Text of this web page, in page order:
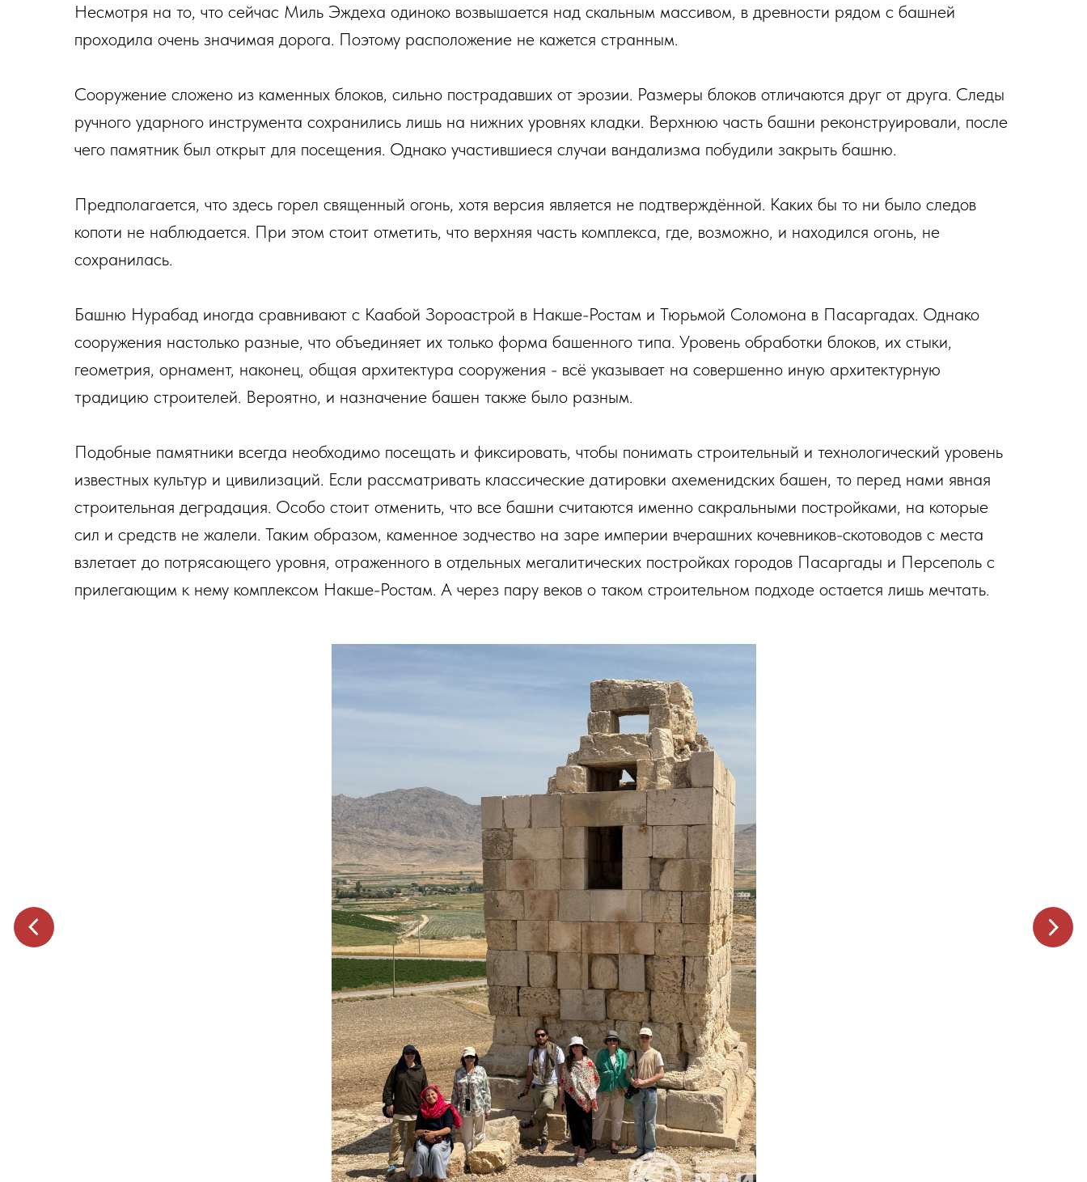
Несмотря на то, что сейчас Миль Эждеха одиноко возвышается над скальным массивом, в древности рядом с башней
проходила очень значимая дорога. Поэтому расположение не кажется странным.
Сооружение сложено из каменных блоков, сильно пострадавших от эрозии. Размеры блоков отличаются друг от друга. Следы
ручного ударного инструмента сохранились лишь на нижних уровнях кладки. Верхнюю часть башни реконструировали, после
чего памятник был открыт для посещения. Однако участившиеся случаи вандализма побудили закрыть башню.
Предполагается, что здесь горел священный огонь, хотя версия является не подтверждённой. Каких бы то ни было следов
копоти не наблюдается. При этом стоит отметить, что верхняя часть комплекса, где, возможно, и находился огонь, не
сохранилась.
Башню Нурабад иногда сравнивают с Каабой Зороастрой в Накше-Ростам и Тюрьмой Соломона в Пасаргадах. Однако
сооружения настолько разные, что объединяет их только форма башенного типа. Уровень обработки блоков, их стыки,
геометрия, орнамент, наконец, общая архитектура сооружения - всё указывает на совершенно иную архитектурную
традицию строителей. Вероятно, и назначение башен также было разным.
Подобные памятники всегда необходимо посещать и фиксировать, чтобы понимать строительный и технологический уровень
известных культур и цивилизаций. Если рассматривать классические датировки ахеменидских башен, то перед нами явная
строительная деградация. Особо стоит отменить, что все башни считаются именно сакральными постройками, на которые
сил и средств не жалели. Таким образом, каменное зодчество на заре империи вчерашних кочевников-скотоводов с места
взлетает до потрясающего уровня, отраженного в отдельных мегалитических постройках городов Пасаргады и Персеполь с
прилегающим к нему комплексом Накше-Ростам. А через пару веков о таком строительном подходе остается лишь мечтать.